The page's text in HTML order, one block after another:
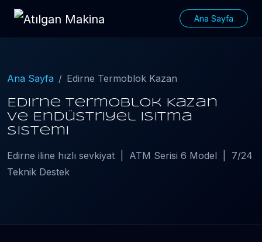
Ana Sayfa
Ana Sayfa Edirne Termoblok Kazan
Edirne Termoblok Kazan
ve Endüstriyel Isıtma
Sistemi
Edirne iline hızlı sevkiyat | ATM Serisi 6 Model | 7/24
Teknik Destek